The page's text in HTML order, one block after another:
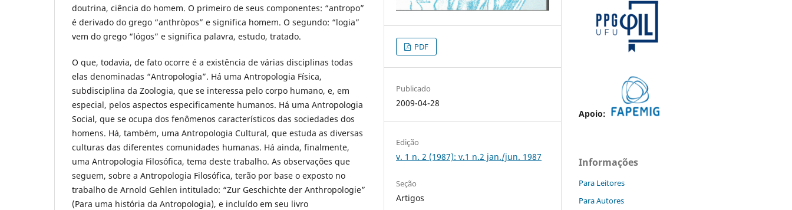
doutrina, ciência do homem. O primeiro de seus componentes: “antropo”
é derivado do grego “anthròpos” e significa homem. O segundo: “logia”
vem do grego “lógos” e significa palavra, estudo, tratado.
O que, todavia, de fato ocorre é a existência de várias disciplinas todas
elas denominadas “Antropologia”. Há uma Antropologia Física,
subdisciplina da Zoologia, que se interessa pelo corpo humano, e, em
especial, pelos aspectos especificamente humanos. Há uma Antropologia
Social, que se ocupa dos fenômenos característicos das sociedades dos
homens. Há, também, uma Antropologia Cultural, que estuda as diversas
culturas das diferentes comunidades humanas. Há ainda, finalmente,
uma Antropologia Filosófica, tema deste trabalho. As observações que
seguem, sobre a Antropologia Filosófica, terão por base o exposto no
trabalho de Arnold Gehlen intitulado: “Zur Geschichte der Anthropologie”
(Para uma história da Antropologia), e incluído em seu livro
PDF
Publicado
2009-04-28
Edição
v. 1 n. 2 (1987): v.1 n.2 jan./jun. 1987
Seção
Artigos
Apoio:
Informações
Para Leitores
Para Autores